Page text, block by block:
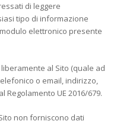
di leggere
tipo di informazione
elettronico presente
al Sito (quale ad
o email, indirizzo,
Regolamento UE 2016/679.
non forniscono dati